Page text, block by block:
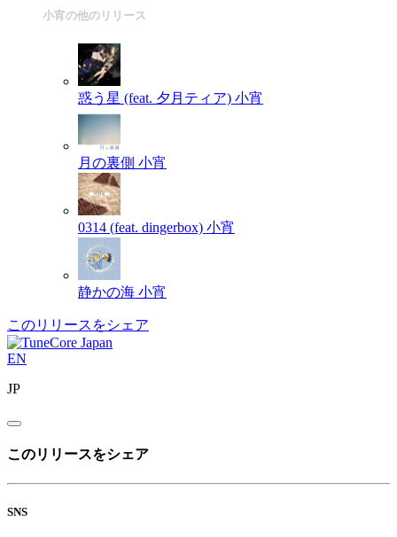
小宵の他のリリース
惑う星 (feat. 夕月ティア) 小宵
月の裏側 小宵
0314 (feat. dingerbox) 小宵
静かの海 小宵
このリリースをシェア
EN
JP
このリリースをシェア
SNS